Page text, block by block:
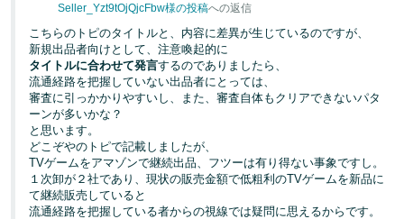
Seller_Yzt9tOjQjcFbw様の投稿への返信
こちらのトピのタイトルと、内容に差異が生じているのですが、
新規出品者向けとして、注意喚起的に
タイトルに合わせて発言するのでありましたら、
流通経路を把握していない出品者にとっては、
審査に引っかかりやすいし、また、審査自体もクリアできないパタ
ーンが多いかな？
と思います。
どこぞやのトピで記載しましたが、
TVゲームをアマゾンで継続出品、フツーは有り得ない事象ですし。
１次卸が２社であり、現状の販売金額で低粗利のTVゲームを新品に
て継続販売していると
流通経路を把握している者からの視線では疑問に思えるからです。